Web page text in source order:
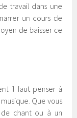
travail dans une
un cours de
de baisser ce
il faut penser à
Que vous
chant ou à un